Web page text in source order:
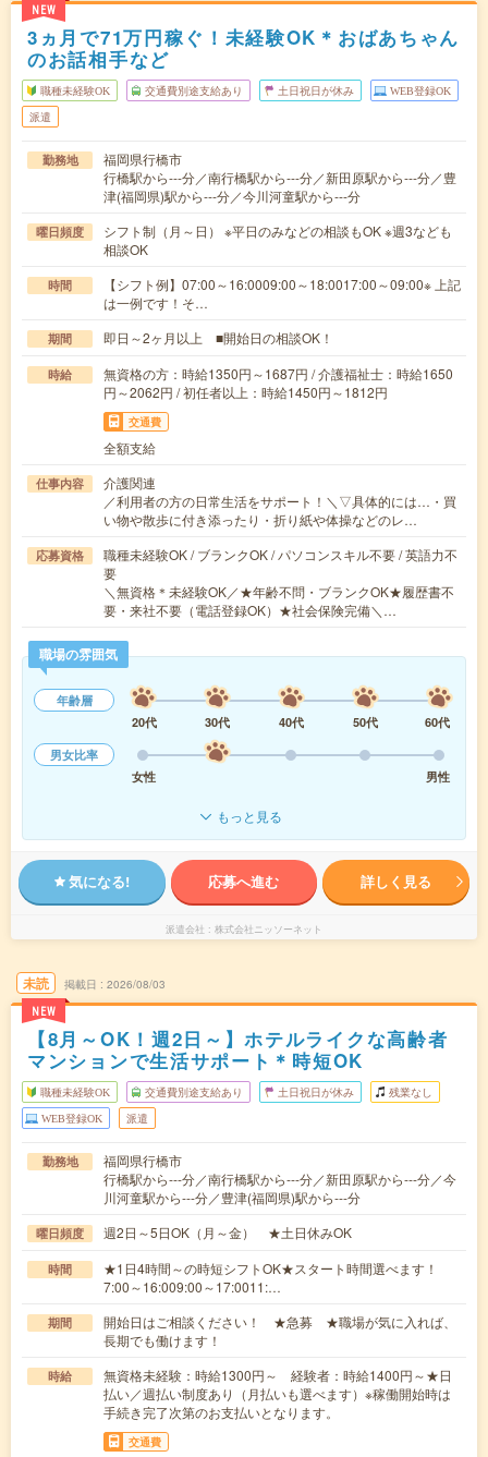
NEW
3ヵ月で71万円稼ぐ！未経験OK＊おばあちゃん
のお話相手など
職種未経験OK 交通費別途支給あり 土日祝日が休み WEB登録OK
派遣
勤務地
福岡県行橋市
行橋駅から---分／南行橋駅から---分／新田原駅から---分／豊
津(福岡県)駅から---分／今川河童駅から---分
曜日頻度
シフト制（月～日） ※平日のみなどの相談もOK ※週3なども
相談OK
時間
【シフト例】07:00～16:0009:00～18:0017:00～09:00※ 上記
は一例です！そ…
期間 即日～2ヶ月以上 ■開始日の相談OK！
時給
無資格の方：時給1350円～1687円 / 介護福祉士：時給1650
円～2062円 / 初任者以上：時給1450円～1812円
交通費
全額支給
仕事内容
介護関連
／利用者の方の日常生活をサポート！＼▽具体的には…・買
い物や散歩に付き添ったり・折り紙や体操などのレ…
応募資格
職種未経験OK / ブランクOK / パソコンスキル不要 / 英語力不
要
＼無資格＊未経験OK／★年齢不問・ブランクOK★履歴書不
要・来社不要（電話登録OK）★社会保険完備＼…
職場の雰囲気
年齢層
20代
30代 40代 50代
60代
男女比率
女性
男性
もっと見る
気になる! 応募へ進む 詳しく見る
派遣会社 株式会社ニッソーネット
未読
NEW
掲載日 2026/08/03
【8月～OK！週2日～】ホテルライクな高齢者
マンションで生活サポート＊時短OK
職種未経験OK 交通費別途支給あり 土日祝日が休み 残業なし
WEB登録OK 派遣
勤務地
福岡県行橋市
行橋駅から---分／南行橋駅から---分／新田原駅から---分／今
川河童駅から---分／豊津(福岡県)駅から---分
曜日頻度 週2日～5日OK（月～金） ★土日休みOK
時間
★1日4時間～の時短シフトOK★スタート時間選べます！
7:00～16:009:00～17:0011:…
期間
開始日はご相談ください！ ★急募 ★職場が気に入れば、
長期でも働けます！
時給
無資格未経験：時給1300円～ 経験者：時給1400円～★日
払い／週払い制度あり（月払いも選べます）※稼働開始時は
手続き完了次第のお支払いとなります。
交通費